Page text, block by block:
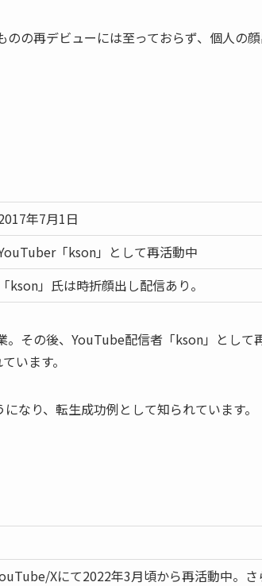
の再デビューには至っておらず、個人の顔
年7月1日
「kson」として再活動中
「kson」氏は時折顔出し配信あり。
その後、YouTube配信者「kson」として
います。
なり、転生成功例として知られています。
Xにて2022年3月頃から再活動中。